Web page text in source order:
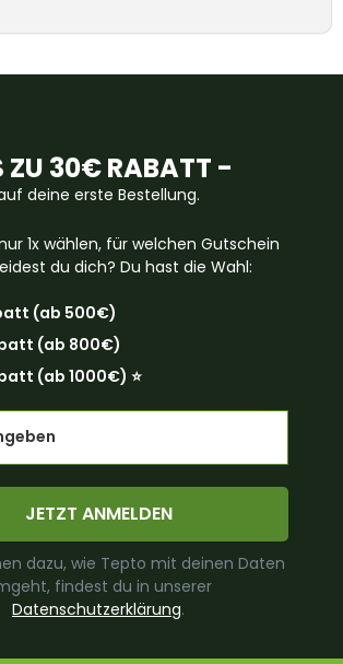
ZU 30€ RABATT -
deine erste Bestellung.
1x wählen, für welchen Gutschein
du dich? Du hast die Wahl:
(ab 500€)
(ab 800€)
(ab 1000€) ⭐️
JETZT ANMELDEN
dazu, wie Tepto mit deinen Daten
findest du in unserer
Datenschutzerklärung.